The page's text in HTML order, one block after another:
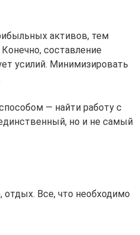
активов, тем
составление
усилий. Минимизировать
— найти работу с
но и не самый
отдых. Все, что необходимо